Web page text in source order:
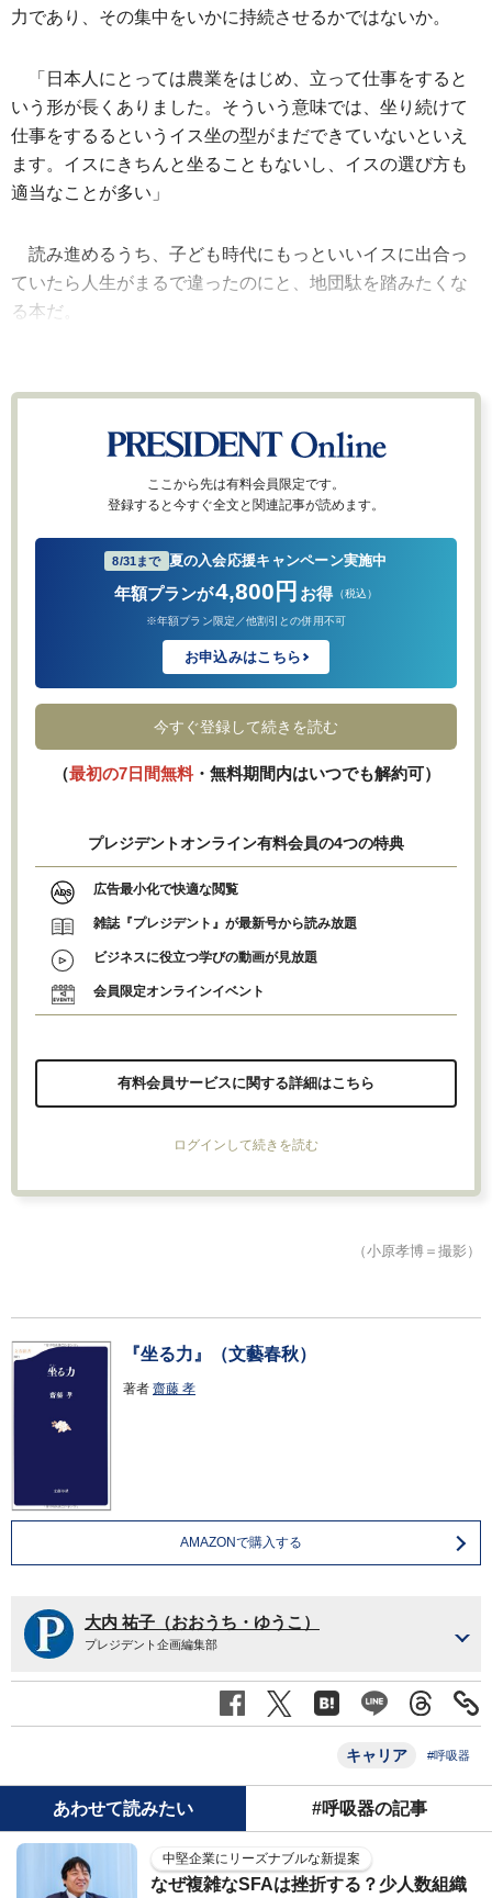
力であり、その集中をいかに持続させるかではないか。
「日本人にとっては農業をはじめ、立って仕事をすると
いう形が長くありました。そういう意味では、坐り続けて
仕事をするるというイス坐の型がまだできていないといえ
ます。イスにきちんと坐ることもないし、イスの選び方も
適当なことが多い」
読み進めるうち、子ども時代にもっといいイスに出合っ
ていたら人生がまるで違ったのにと、地団駄を踏みたくな
る本だ。
ここから先は有料会員限定です。
登録すると今すぐ全文と関連記事が読めます。
8/31まで 夏の入会応援キャンペーン実施中
年額プランが4,800円 お得 （税込）
※年額プラン限定／他割引との併用不可
お申込みはこちら
今すぐ登録して続きを読む
（最初の7日間無料・無料期間内はいつでも解約可）
プレジデントオンライン有料会員の4つの特典
広告最小化で快適な閲覧
雑誌『プレジデント』が最新号から読み放題
ビジネスに役立つ学びの動画が見放題
会員限定オンラインイベント
有料会員サービスに関する詳細はこちら
ログインして続きを読む
（小原孝博＝撮影）
『坐る力』（文藝春秋）
著者 齋藤 孝
AMAZONで購入する
大内 祐子（おおうち・ゆうこ）
プレジデント企画編集部
キャリア #呼吸器
あわせて読みたい #呼吸器の記事
中堅企業にリーズナブルな新提案
なぜ複雑なSFAは挫折する？少人数組織